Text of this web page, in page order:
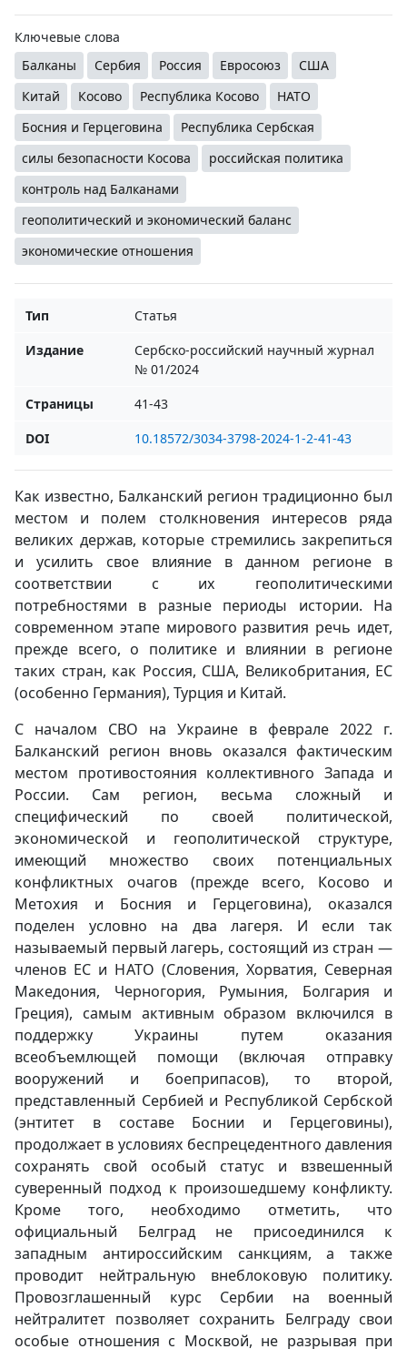
Ключевые слова
Балканы
Сербия Россия Евросоюз
США
Китай
Косово Республика Косово
НАТО
Босния и Герцеговина
Республика Сербская
силы безопасности Косова
российская политика
контроль над Балканами
геополитический и экономический баланс
экономические отношения
Тип
Статья
Издание
Сербско-российский научный журнал
№ 01/2024
Страницы
41-43
DOI
10.18572/3034-3798-2024-1-2-41-43
Как известно, Балканский регион традиционно был
местом и полем столкновения интересов ряда
великих держав, которые стремились закрепиться
и усилить свое влияние в данном регионе в
соответствии с их геополитическими
потребностями в разные периоды истории. На
современном этапе мирового развития речь идет,
прежде всего, о политике и влиянии в регионе
таких стран, как Россия, США, Великобритания, ЕС
(особенно Германия), Турция и Китай.
С началом СВО на Украине в феврале 2022 г.
Балканский регион вновь оказался фактическим
местом противостояния коллективного Запада и
России. Сам регион, весьма сложный и
специфический по своей политической,
экономической и геополитической структуре,
имеющий множество своих потенциальных
конфликтных очагов (прежде всего, Косово и
Метохия и Босния и Герцеговина), оказался
поделен условно на два лагеря. И если так
называемый первый лагерь, состоящий из стран —
членов ЕС и НАТО (Словения, Хорватия, Северная
Македония, Черногория, Румыния, Болгария и
Греция), самым активным образом включился в
поддержку Украины путем оказания
всеобъемлющей помощи (включая отправку
вооружений и боеприпасов), то второй,
представленный Сербией и Республикой Сербской
(энтитет в составе Боснии и Герцеговины),
продолжает в условиях беспрецедентного давления
сохранять свой особый статус и взвешенный
суверенный подход к произошедшему конфликту.
Кроме того, необходимо отметить, что
официальный Белград не присоединился к
западным антироссийским санкциям, а также
проводит нейтральную внеблоковую политику.
Провозглашенный курс Сербии на военный
нейтралитет позволяет сохранить Белграду свои
особые отношения с Москвой, не разрывая при